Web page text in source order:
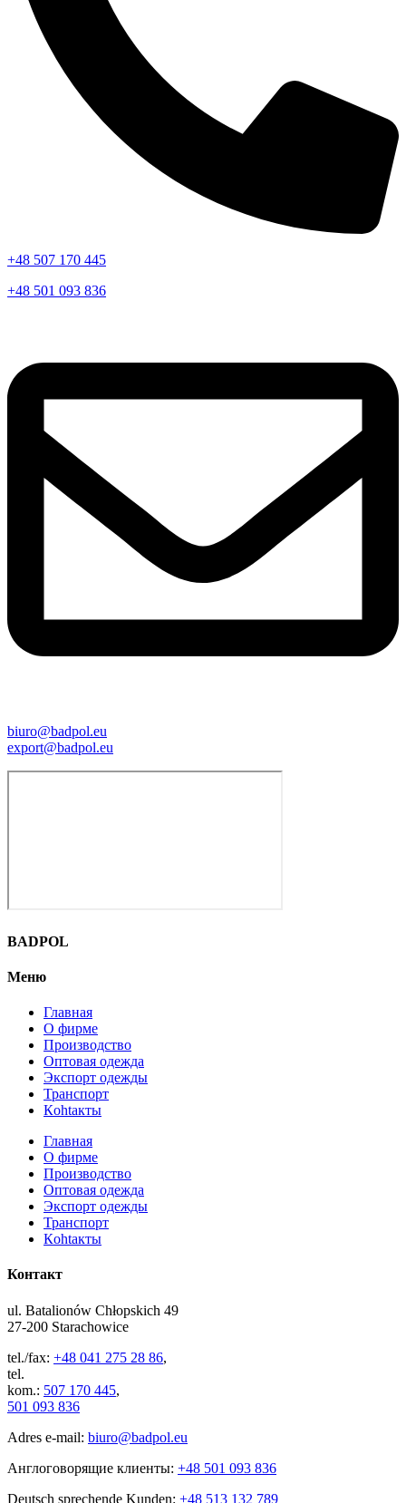
+48 507 170 445
+48 501 093 836
biuro@badpol.eu
export@badpol.eu
BADPOL
Меню
Главная
О фирме
Производство
Оптовая одежда
Экспорт одежды
Транспорт
Кohtaкты
Главная
О фирме
Производство
Оптовая одежда
Экспорт одежды
Транспорт
Кohtaкты
Контакт
ul. Batalionów Chłopskich 49
27-200 Starachowice
tel./fax: +48 041 275 28 86,
tel.
kom.: 507 170 445,
501 093 836
Adres e-mail: biuro@badpol.eu
Англоговорящие клиенты: +48 501 093 836
Deutsch sprechende Kunden: +48 513 132 789